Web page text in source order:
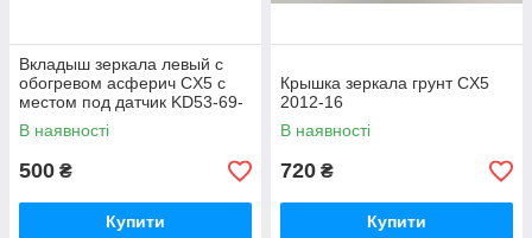
Вкладыш зеркала левый с
обогревом асферич CX5 с
местом под датчик KD53-69-
1G7B FP 4421 M11
В наявності
500 ₴
Купити
Крышка зеркала грунт CX5
2012-16
В наявності
720 ₴
Купити